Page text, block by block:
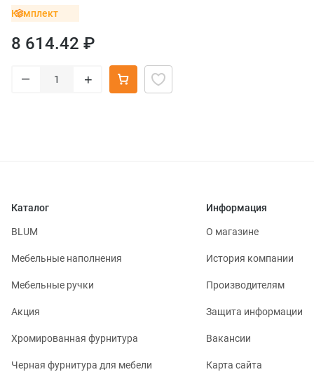
Комплект
8 614.42 ₽
– +
Каталог
BLUM
Мебельные наполнения
Мебельные ручки
Акция
Хромированная фурнитура
Черная фурнитура для мебели
Информация
О магазине
История компании
Производителям
Защита информации
Вакансии
Карта сайта